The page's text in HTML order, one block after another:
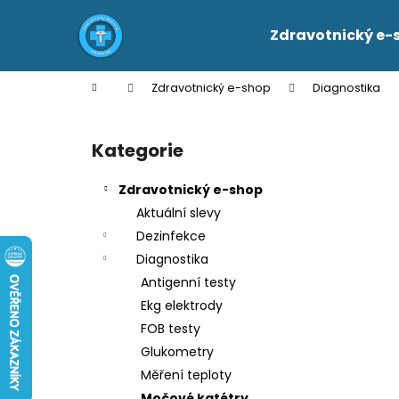
Zdravotnický e-
Domů Zdravotnický e-shop Diagnostika
Přeskočit
kategorie
Kategorie
Zdravotnický e-shop
Aktuální slevy
Dezinfekce
Diagnostika
Antigenní testy
Ekg elektrody
FOB testy
Glukometry
Měření teploty
í
Zpět
do
Zpět
do